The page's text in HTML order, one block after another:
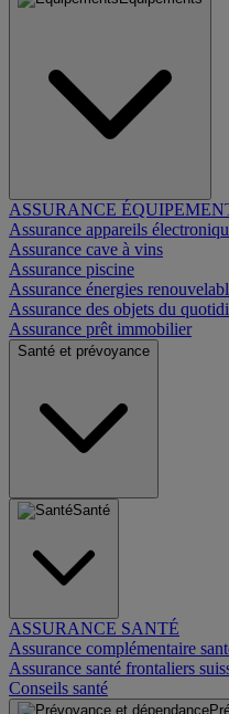
ASSURANCE
Assurance appareils
Assurance cave à vins
Assurance piscine
Assurance énergies
Assurance des objets du
Assurance prêt immobilier
Santé et prévoyance
Santé
ASSURANCE SANTÉ
Assurance complémentaire
Assurance santé frontaliers
Conseils santé